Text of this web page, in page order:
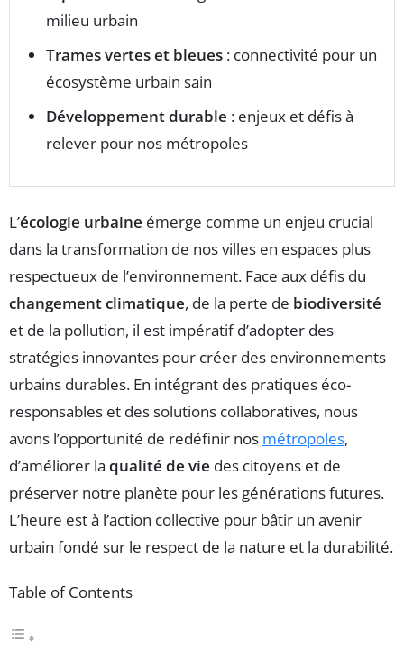
milieu urbain
Trames vertes et bleues : connectivité pour un
écosystème urbain sain
Développement durable : enjeux et défis à
relever pour nos métropoles
L’écologie urbaine émerge comme un enjeu crucial
dans la transformation de nos villes en espaces plus
respectueux de l’environnement. Face aux défis du
changement climatique, de la perte de biodiversité
et de la pollution, il est impératif d’adopter des
stratégies innovantes pour créer des environnements
urbains durables. En intégrant des pratiques éco-
responsables et des solutions collaboratives, nous
avons l’opportunité de redéfinir nos métropoles,
d’améliorer la qualité de vie des citoyens et de
préserver notre planète pour les générations futures.
L’heure est à l’action collective pour bâtir un avenir
urbain fondé sur le respect de la nature et la durabilité.
Table of Contents